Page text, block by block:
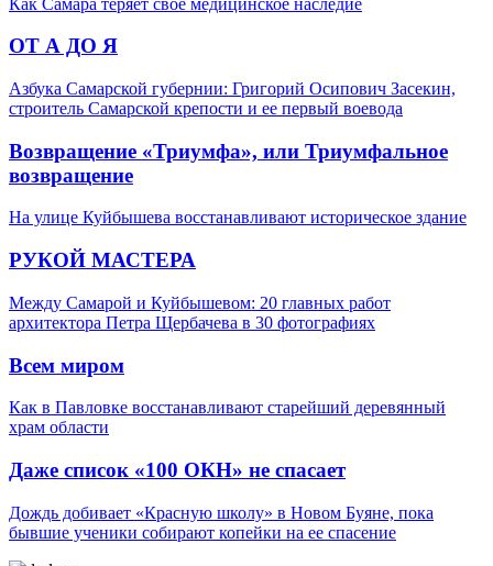
ОТ А ДО Я
Азбука Самарской губернии: Григорий Осипович Засекин,
строитель Самарской крепости и ее первый воевода
Возвращение «Триумфа», или Триумфальное
возвращение
На улице Куйбышева восстанавливают историческое здание
РУКОЙ МАСТЕРА
Между Самарой и Куйбышевом: 20 главных работ
архитектора Петра Щербачева в 30 фотографиях
Всем миром
Как в Павловке восстанавливают старейший деревянный
храм области
Даже список «100 ОКН» не спасает
Дождь добивает «Красную школу» в Новом Буяне, пока
бывшие ученики собирают копейки на ее спасение